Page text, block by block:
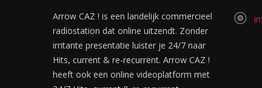
Arrow CAZ ! is een landelijk commercieel
radiostation dat online uitzendt. Zonder
irritante presentatie luister je 24/7 naar
Hits, current & re-recurrent. Arrow CAZ !
heeft ook een online videoplatform met